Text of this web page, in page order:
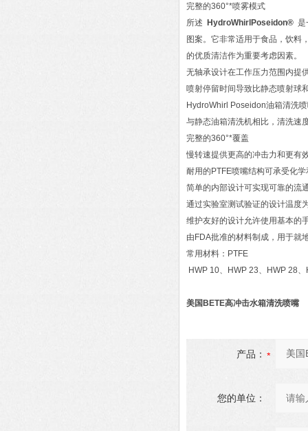
完整的360°*喷雾模式
所述
HydroWhirlPoseidon® 是
图案。它非常适用于食品，饮料
的优质清洁作为重要考虑因素。
无轴承设计在工作压力范围内提
喷射停留时间导致比静态喷射球
HydroWhirl Poseidon油箱清洗
与静态油箱清洗机相比，清洗速
完整的360°*覆盖
慢转速提供更高的冲击力和更有
耐用的PTFE喷嘴结构可承受化
简单的内部设计可实现可靠的流
通过实验室测试验证的设计温度
维护友好的设计允许使用基本的
由FDA批准的材料制成，用于就
常用材料：PTFE
HWP 10、HWP 23、HWP 28
美国BETE高冲击水箱清洗喷嘴
产品：
您的单位：